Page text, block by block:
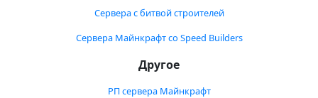
Сервера с битвой строителей
Сервера Майнкрафт со Speed Builders
Другое
РП сервера Майнкрафт